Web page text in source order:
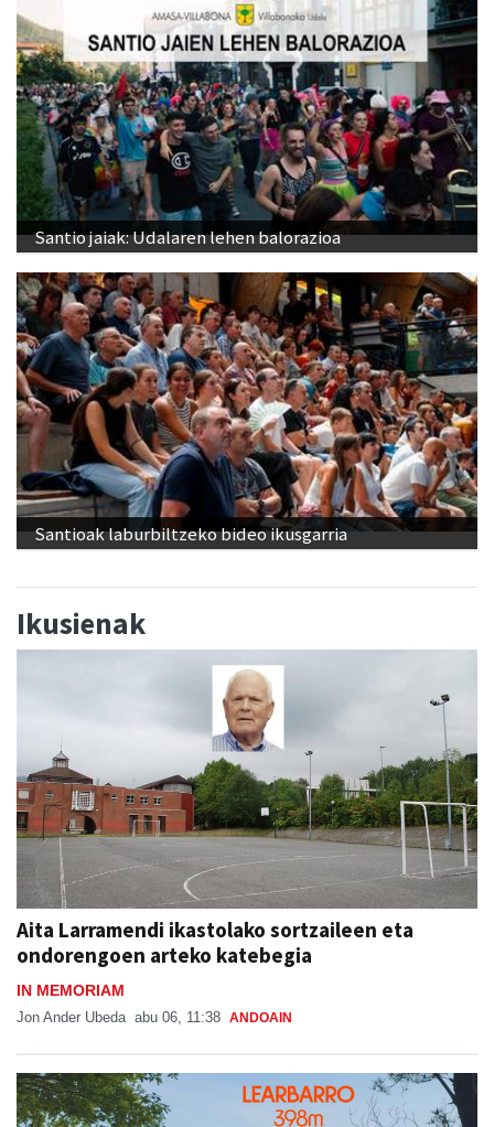
Santio jaiak: Udalaren lehen balorazioa
Santioak laburbiltzeko bideo ikusgarria
Ikusienak
Aita Larramendi ikastolako sortzaileen eta
ondorengoen arteko katebegia
IN MEMORIAM
Jon Ander Ubeda abu 06, 11:38 ANDOAIN